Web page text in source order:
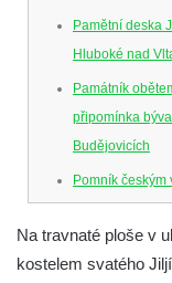
Pamětní deska
Hluboké nad
Památník
připomínka
Budějovicích
Pomník českým
Senovážném
Budějovicích
Pamětní deska
Na travnaté ploše v
kostelem svatého